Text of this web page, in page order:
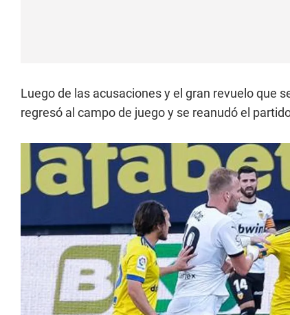
Luego de las acusaciones y el gran revuelo que
regresó al campo de juego y se reanudó el